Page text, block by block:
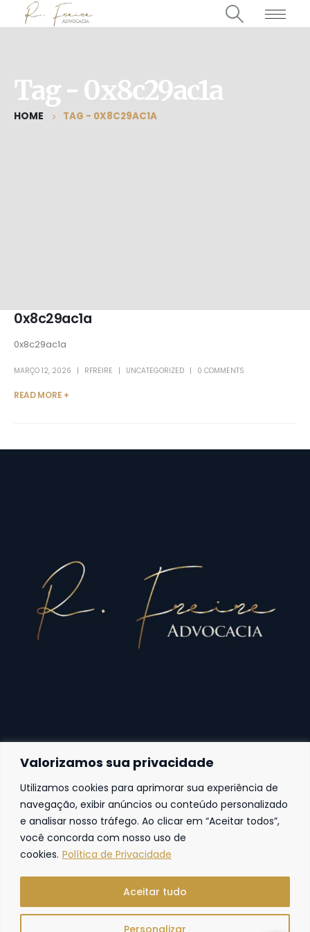
Valorizamos sua privacidade
Utilizamos cookies para aprimorar sua experiência de
navegação, exibir anúncios ou conteúdo personalizado
e analisar nosso tráfego. Ao clicar em “Aceitar todos”,
você concorda com nosso uso de
cookies. Política de Privacidade
Personalizar
Aceitar tudo
Tag - 0x8c29ac1a
HOME TAG - 0X8C29AC1A
0x8c29ac1a
0x8c29ac1a
MARÇO 12, 2026 RFREIRE UNCATEGORIZED 0 COMMENTS
READ MORE +
Fortaleza
Av. Frei Cirilo, 4186 – Sala 14
60.840-285
Fortaleza | Ceará | Brasil